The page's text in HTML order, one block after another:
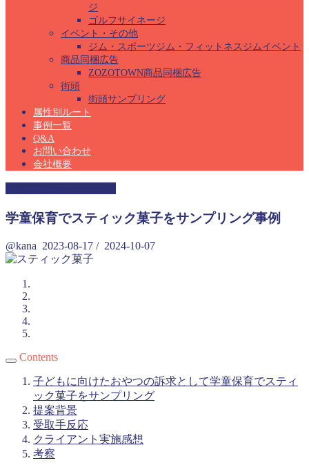
ジ
ゴルフサイネージ
イベント・その他
ジム・スポーツジム・フィットネスジムイベント
商品同梱広告
ZOZOTOWN商品同梱広告
街頭
街頭サンプリング
属性別ルート
事例一覧
Q&A
お問い合わせ
会社概要
学童保育でスティック菓子をサンプリング事例
@kana 2023-08-17 / 2024-10-07
Contents
子どもに向けたおやつの訴求として学童保育でスティ
ック菓子をサンプリング
提案背景
受取手反応
クライアント実施感想
考察